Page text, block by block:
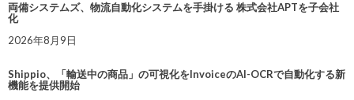
両備システムズ、物流自動化システムを手掛ける 株式会社APTを子会社
化
2026年8月9日
Shippio、「輸送中の商品」の可視化をInvoiceのAI-OCRで自動化する新
機能を提供開始